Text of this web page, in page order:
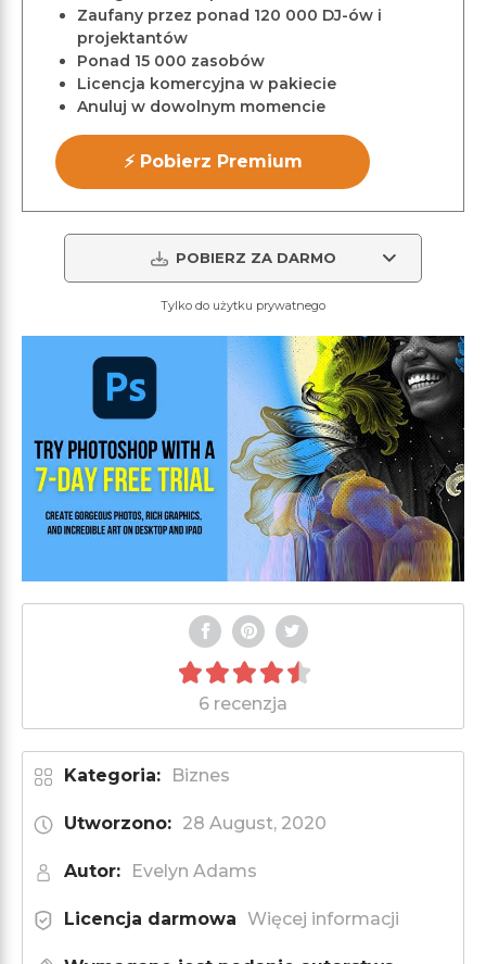
Zaufany przez ponad 120 000 DJ-ów i
projektantów
Ponad 15 000 zasobów
Licencja komercyjna w pakiecie
Anuluj w dowolnym momencie
⚡ Pobierz Premium
POBIERZ ZA DARMO
Tylko do użytku prywatnego
6 recenzja
Kategoria: Biznes
Utworzono: 28 August, 2020
Autor: Evelyn Adams
Licencja darmowa Więcej informacji